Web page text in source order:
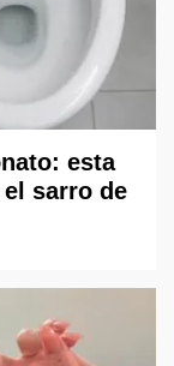
esta
sarro de